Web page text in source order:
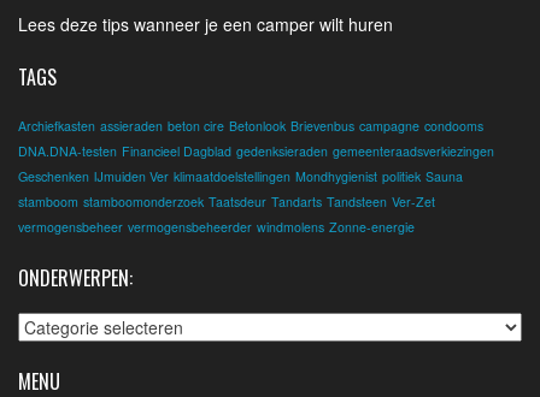
Lees deze tips wanneer je een camper wilt huren
TAGS
Archiefkasten assieraden beton cire Betonlook Brievenbus campagne condooms
DNA.DNA-testen Financieel Dagblad gedenksieraden gemeenteraadsverkiezingen
Geschenken IJmuiden Ver klimaatdoelstellingen Mondhygienist politiek Sauna
stamboom stamboomonderzoek Taatsdeur Tandarts Tandsteen Ver-Zet
vermogensbeheer vermogensbeheerder windmolens Zonne-energie
ONDERWERPEN:
Onderwerpen:
MENU